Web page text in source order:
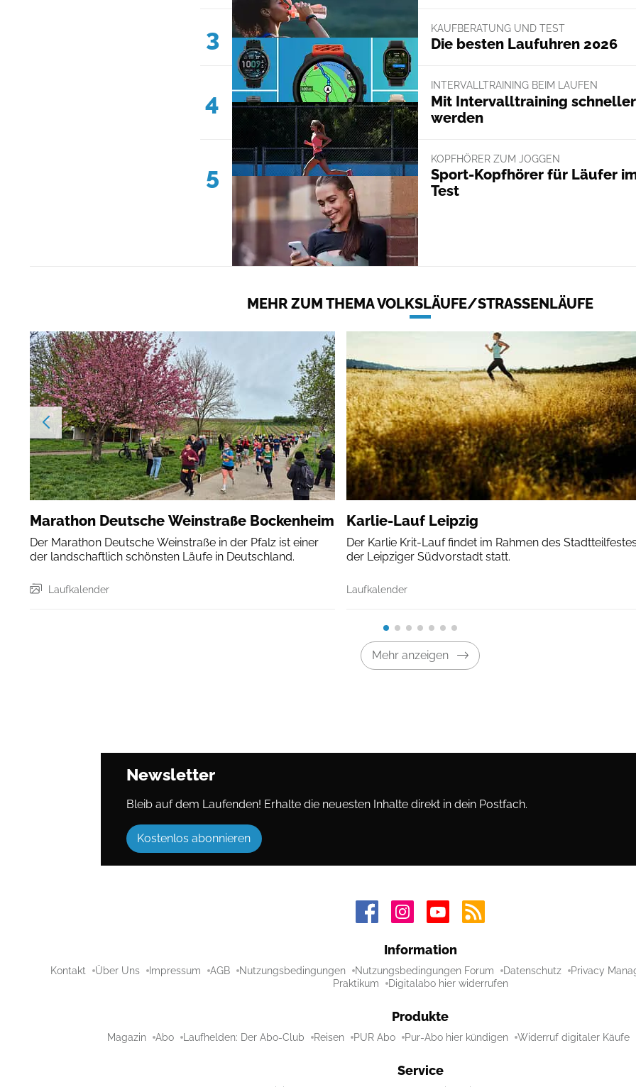
3 KAUFBERATUNG UND TEST
Die besten Laufuhren 2026
4
INTERVALLTRAINING BEIM LAUFEN
Mit Intervalltraining schneller
werden
5
KOPFHÖRER ZUM JOGGEN
Sport-Kopfhörer für Läufer
Test
MEHR ZUM THEMA VOLKSLÄUFE/STRASSENLÄUFE
Marathon Deutsche Weinstraße Bockenheim
Der Marathon Deutsche Weinstraße in der Pfalz ist einer
der landschaftlich schönsten Läufe in Deutschland.
Laufkalender
Karlie-Lauf Leipzig
Der Karlie Krit-Lauf findet im Rahmen des
der Leipziger Südvorstadt statt.
Laufkalender
Mehr anzeigen
Newsletter
Bleib auf dem Laufenden! Erhalte die neuesten Inhalte direkt in dein Postfach.
Kostenlos abonnieren
Information
Kontakt Über Uns Impressum AGB Nutzungsbedingungen Nutzungsbedingungen Forum Datenschutz
Privacy
Praktikum
Digitalabo hier widerrufen
Produkte
Magazin Abo Laufhelden: Der Abo-Club Reisen PUR Abo Pur-Abo hier kündigen Widerruf digitaler Käufe
Service